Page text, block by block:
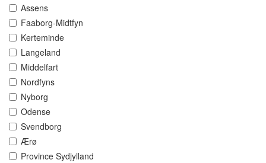
Assens
Faaborg-Midtfyn
Kerteminde
Langeland
Middelfart
Nordfyns
Nyborg
Odense
Svendborg
Ærø
Province Sydjylland